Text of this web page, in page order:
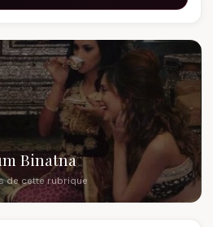
Binatna
de cette rubrique